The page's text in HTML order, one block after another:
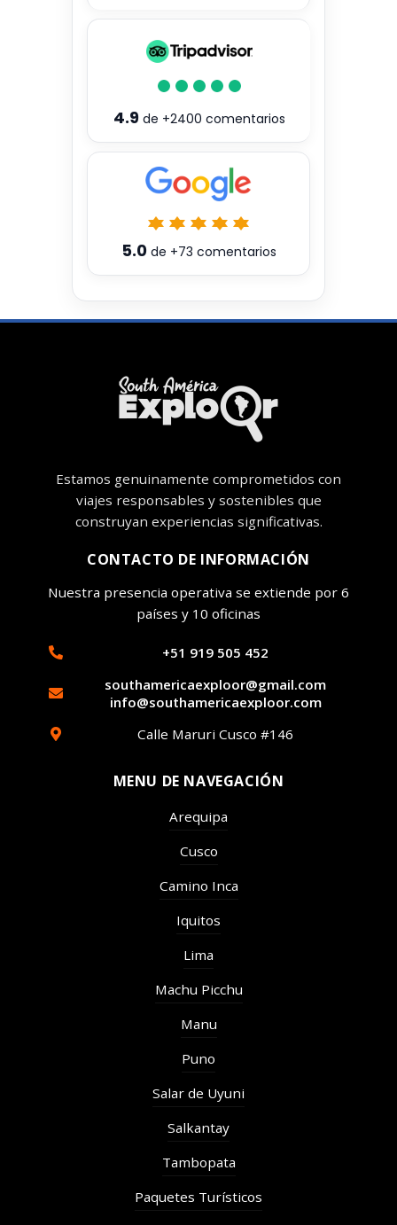
4.9de +2400 comentarios
5.0de +73 comentarios
Estamos genuinamente comprometidos con
viajes responsables y sostenibles que
construyan experiencias significativas.
CONTACTO DE INFORMACIÓN
Nuestra presencia operativa se extiende por 6
países y 10 oficinas
+51 919 505 452
southamericaexploor@gmail.com
info@southamericaexploor.com
Calle Maruri Cusco #146
MENU DE NAVEGACIÓN
Arequipa
Cusco
Camino Inca
Iquitos
Lima
Machu Picchu
Manu
Puno
Salar de Uyuni
Salkantay
Tambopata
Paquetes Turísticos